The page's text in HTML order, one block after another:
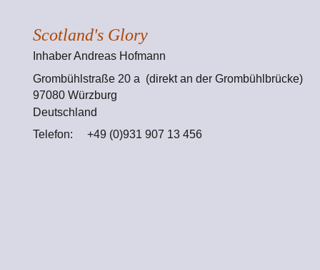
Scotland's Glory
Inhaber Andreas Hofmann
Grombühlstraße 20 a  (direkt an der Grombühlbrücke)
97080 Würzburg
Deutschland
Telefon:     +49 (0)931 907 13 456